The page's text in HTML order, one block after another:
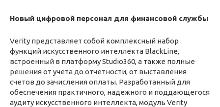
Новый цифровой персонал для финансовой службы
Verity представляет собой комплексный набор
функций искусственного интеллекта BlackLine,
встроенный в платформу Studio360, а также полные
решения от учета до отчетности, от выставления
счетов до зачисления оплаты. Разработанный для
обеспечения практичного, надежного и поддающегося
аудиту искусственного интеллекта, модуль Verity